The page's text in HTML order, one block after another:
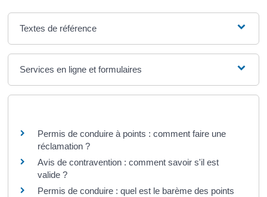
Textes de référence
Services en ligne et formulaires
Permis de conduire à points : comment faire une
réclamation ?
Avis de contravention : comment savoir s'il est
valide ?
Permis de conduire : quel est le barème des points